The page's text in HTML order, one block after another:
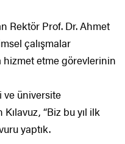
Rektör Prof. Dr. Ahmet
çalışmalar
etme görevlerinin
ve üniversite
“Biz bu yıl ilk
yaptık.